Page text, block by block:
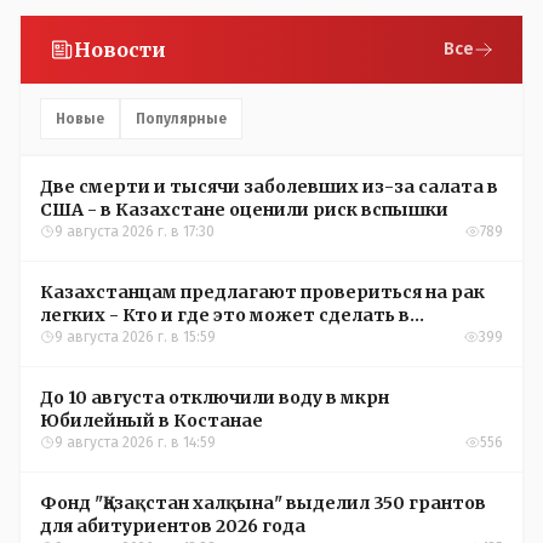
Новости Все
Новые Популярные
Две смерти и тысячи заболевших из-за салата в
США - в Казахстане оценили риск вспышки
9 августа 2026 г. в 17:30 789
Казахстанцам предлагают провериться на рак
легких - Кто и где это может сделать в
Костанайской области
9 августа 2026 г. в 15:59 399
До 10 августа отключили воду в мкрн
Юбилейный в Костанае
9 августа 2026 г. в 14:59 556
Фонд "Қазақстан халқына" выделил 350 грантов
для абитуриентов 2026 года